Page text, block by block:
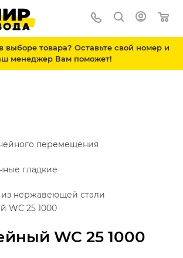
товара? Оставьте свой номер и
менеджер Вам поможет!
WC 25 1000
перемещения
гладкие
нержавеющей стали
WC 25 1000